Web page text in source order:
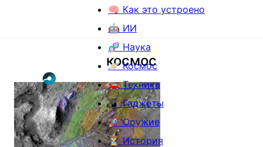
🧠 Как это устроено
🤖 ИИ
🧬 Наука
🪐 Космос
🚗 Техника
📱 Гаджеты
🚀 Оружие
⏳ История
космос